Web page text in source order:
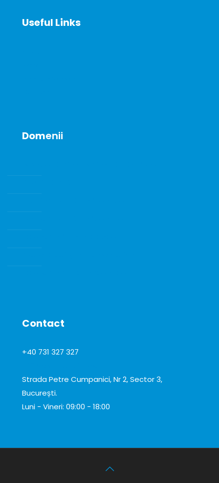
Useful Links
Domenii
Contact
+40 731 327 327
Strada Petre Cumpanici, Nr 2, Sector 3,
București.
Luni - Vineri: 09:00 - 18:00